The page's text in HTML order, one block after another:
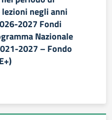
negli anni
2027 Fondi
Nazionale
2027 – Fondo